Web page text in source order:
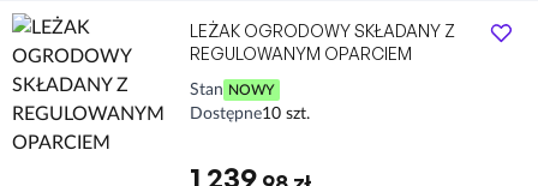
LEŻAK OGRODOWY SKŁADANY Z
REGULOWANYM OPARCIEM
Stan NOWY
Dostępne10 szt.
1 239